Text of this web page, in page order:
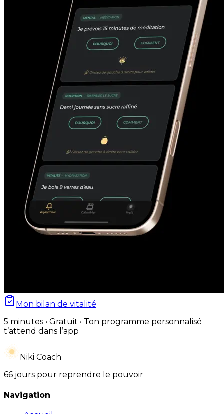
Mon bilan de vitalité
5 minutes • Gratuit • Ton programme personnalisé
t’attend dans l’app
Niki Coach
66 jours pour reprendre le pouvoir
Navigation